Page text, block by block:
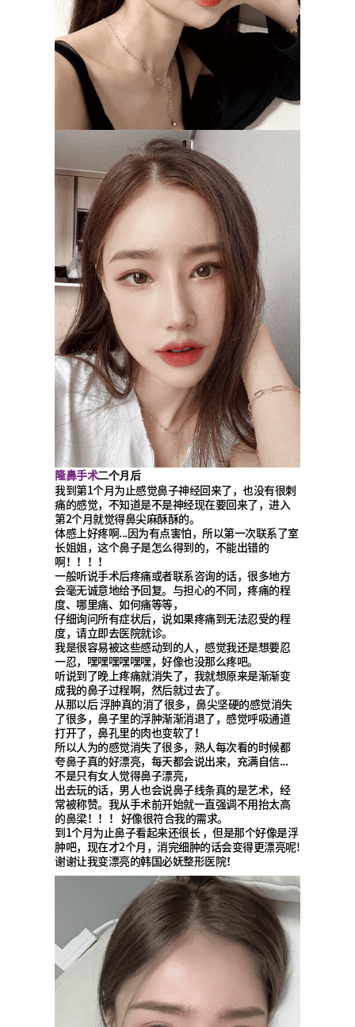
隆鼻手术二个月后
我到第1个月为止感觉鼻子神经回来了，也没有很刺
痛的感觉，不知道是不是神经现在要回来了，进入
第2个月就觉得鼻尖麻酥酥的。
体感上好疼啊...因为有点害怕，所以第一次联系了室
长姐姐，这个鼻子是怎么得到的，不能出错的
啊！！！！
一般听说手术后疼痛或者联系咨询的话，很多地方
会毫无诚意地给予回复。与担心的不同，疼痛的程
度、哪里痛、如何痛等等，
仔细询问所有症状后，说如果疼痛到无法忍受的程
度，请立即去医院就诊。
我是很容易被这些感动到的人，感觉我还是想要忍
一忍，嘿嘿嘿嘿嘿嘿，好像也没那么疼吧。
听说到了晚上疼痛就消失了，我就想原来是渐渐变
成我的鼻子过程啊，然后就过去了。
从那以后 浮肿真的消了很多，鼻尖坚硬的感觉消失
了很多，鼻子里的浮肿渐渐消退了，感觉呼吸通道
打开了，鼻孔里的肉也变软了！
所以人为的感觉消失了很多，熟人每次看的时候都
夸鼻子真的好漂亮，每天都会说出来，充满自信...
不是只有女人觉得鼻子漂亮，
出去玩的话，男人也会说鼻子线条真的是艺术，经
常被称赞。我从手术前开始就一直强调不用抬太高
的鼻梁！！！ 好像很符合我的需求。
到1个月为止鼻子看起来还很长 ，但是那个好像是浮
肿吧，现在才2个月，消完细肿的话会变得更漂亮呢!
谢谢让我变漂亮的韩国必妩整形医院！